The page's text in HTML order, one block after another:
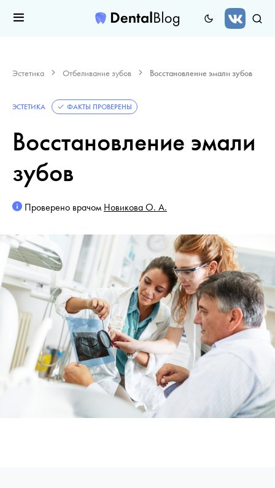
Эстетика Отбеливание зубов Восстановление эмали зубов
ЭСТЕТИКА ФАКТЫ ПРОВЕРЕНЫ
Восстановление эмали
зубов
Проверено врачом Новикова О. А.